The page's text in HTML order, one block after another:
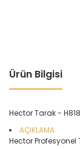
Ürün Bilgisi
Hector Tarak -
AÇIKLAMA
Hector Profesyonel